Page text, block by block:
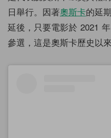
日舉行。因著奧斯卡的延
延後，只要電影於 2021
參選，這是奧斯卡歷史以